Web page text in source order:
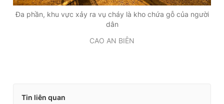
Đa phần, khu vực xảy ra vụ cháy là kho chứa gỗ của người
dân
CAO AN BIÊN
Tin liên quan